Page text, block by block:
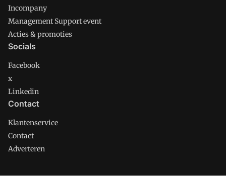
Incompany
Management Support event
Acties & promoties
Socials
Facebook
x
Linkedin
Contact
Klantenservice
Contact
Adverteren